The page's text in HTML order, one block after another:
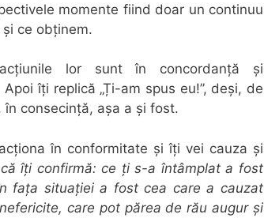
momente fiind doar un continuu
ce obținem.
lor sunt în concordanță și
îți replică „Ți-am spus eu!”, deși, de
consecință, așa a și fost.
în conformitate și îți vei cauza și
îți confirmă: ce ți s-a întâmplat a fost
fața situației a fost cea care a cauzat
care pot părea de rău augur și